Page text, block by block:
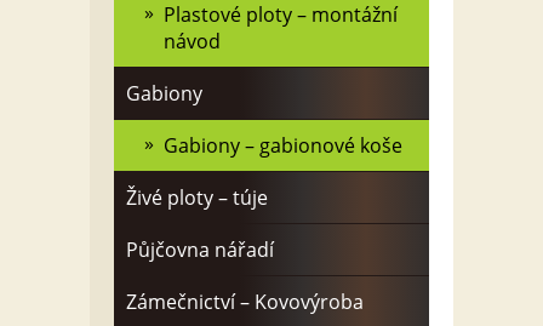
Plastové ploty – montážní
návod
Gabiony
Gabiony – gabionové koše
Živé ploty – túje
Půjčovna nářadí
Zámečnictví – Kovovýroba